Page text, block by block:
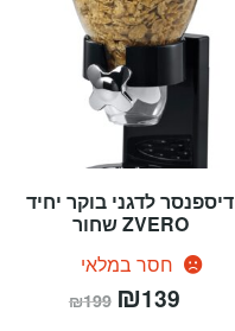
דיספנסר לדגני בוקר יחיד
ZVERO שחור
חסר במלאי
₪199 המחיר
המקורי
₪139